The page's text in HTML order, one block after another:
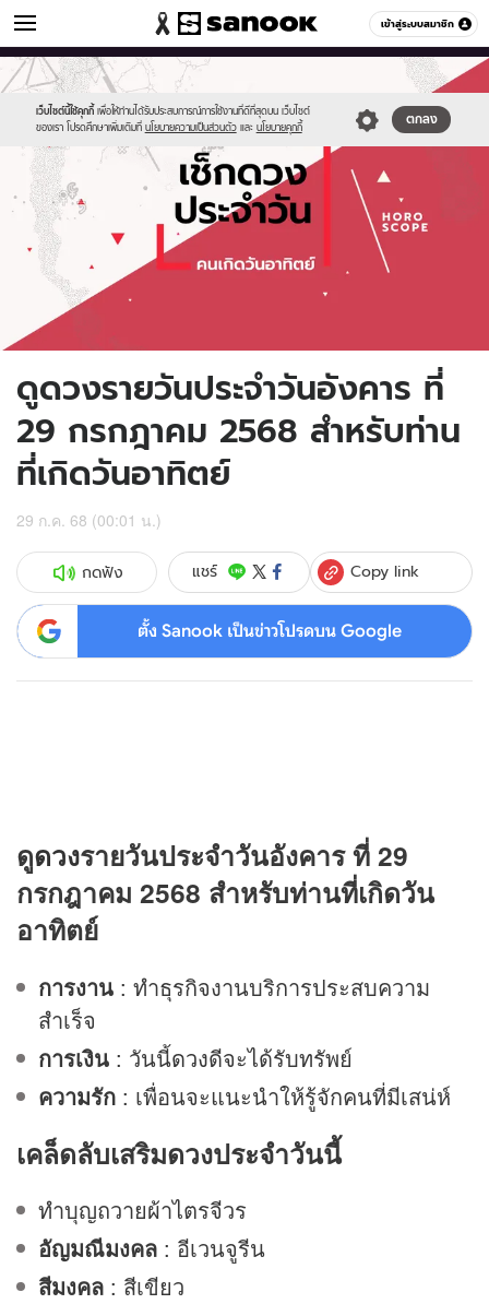
เข้าสู่ระบบสมาชิก
ดูดวง หมวดอื่นๆ
เว็บไซต์นี้ใช้คุกกี้ เพื่อให้ท่านได้รับประสบการณ์การใช้งานที่ดีที่สุดบน เว็บไซต์
ของเรา โปรดศึกษาเพิ่มเติมที่ นโยบายความเป็นส่วนตัว และ นโยบายคุกกี้
ตกลง
Sanook
//s.isanook.com/sr/0/images/logo-
new-
sanook.png
600
60
//s.isanook.com/ho/0/ud/fxd/day/daily-
horoscope-
sunday.jpg
ดูดวงรายวันประจำวันอังคาร ที่
29 กรกฎาคม 2568 สำหรับท่าน
ที่เกิดวันอาทิตย์
29 ก.ค. 68 (00:01 น.)
กดฟัง แชร์ Copy link
ตั้ง Sanook เป็นข่าวโปรดบน Google
ดูดวงรายวันประจำวันอังคาร ที่ 29
กรกฎาคม 2568 สำหรับท่านที่เกิดวัน
อาทิตย์
การงาน : ทำธุรกิจงานบริการประสบความ
สำเร็จ
การเงิน : วันนี้ดวงดีจะได้รับทรัพย์
ความรัก : เพื่อนจะแนะนำให้รู้จักคนที่มีเสน่ห์
เคล็ดลับเสริมดวงประจำวันนี้
ทำบุญถวายผ้าไตรจีวร
อัญมณีมงคล : อีเวนจูรีน
สีมงคล : สีเขียว